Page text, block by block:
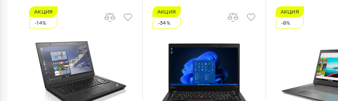
АКЦИЯ
-14%
АКЦИЯ
-34%
АКЦИЯ
-8%